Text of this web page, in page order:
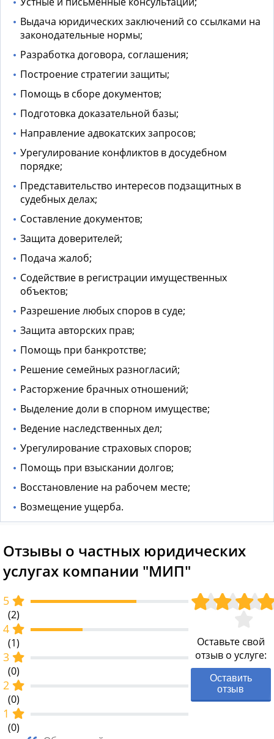
Выдача юридических заключений со ссылками на
законодательные нормы;
Разработка договора, соглашения;
Построение стратегии защиты;
Помощь в сборе документов;
Подготовка доказательной базы;
Направление адвокатских запросов;
Урегулирование конфликтов в досудебном
порядке;
Представительство интересов подзащитных в
судебных делах;
Составление документов;
Защита доверителей;
Подача жалоб;
Содействие в регистрации имущественных
объектов;
Разрешение любых споров в суде;
Защита авторских прав;
Помощь при банкротстве;
Решение семейных разногласий;
Расторжение брачных отношений;
Выделение доли в спорном имуществе;
Ведение наследственных дел;
Урегулирование страховых споров;
Помощь при взыскании долгов;
Восстановление на рабочем месте;
Возмещение ущерба.
Отзывы о частных юридических
услугах компании "МИП"
5
(2)
4
(1)
3
(0)
2
(0)
1
(0)
Оставьте свой
отзыв о услуге:
Оставить
отзыв